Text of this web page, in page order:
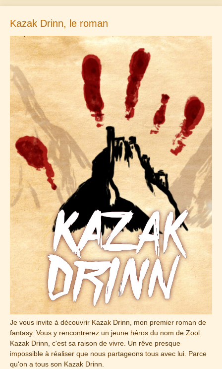
Kazak Drinn, le roman
Je vous invite à découvrir Kazak Drinn, mon premier roman de
fantasy. Vous y rencontrerez un jeune héros du nom de Zool.
Kazak Drinn, c'est sa raison de vivre. Un rêve presque
impossible à réaliser que nous partageons tous avec lui. Parce
qu'on a tous son Kazak Drinn.